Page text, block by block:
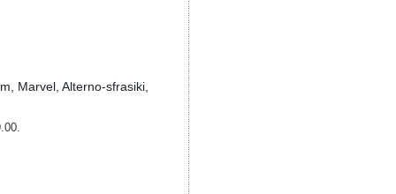
Marvel, Alterno-sfrasiki,